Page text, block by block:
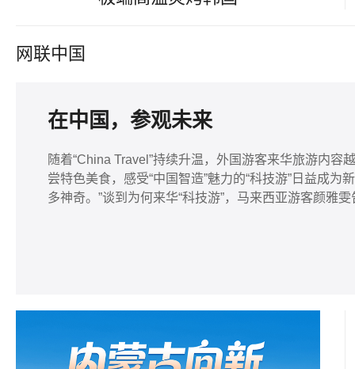
网联中国
在中国，参观未来
随着“China Travel”持续升温，外国游客来华旅游内
尝特色美食，感受“中国智造”魅力的“科技游”日益成
多神奇。”谈到为何来华“科技游”，马来西亚游客颜雅